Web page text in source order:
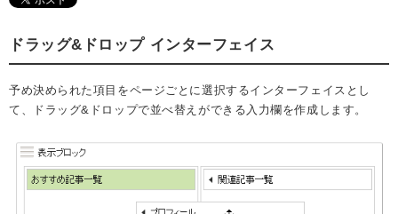
ドラッグ&ドロップ インターフェイス
予め決められた項目をページごとに選択するインターフェイスとし
て、ドラッグ&ドロップで並べ替えができる入力欄を作成します。